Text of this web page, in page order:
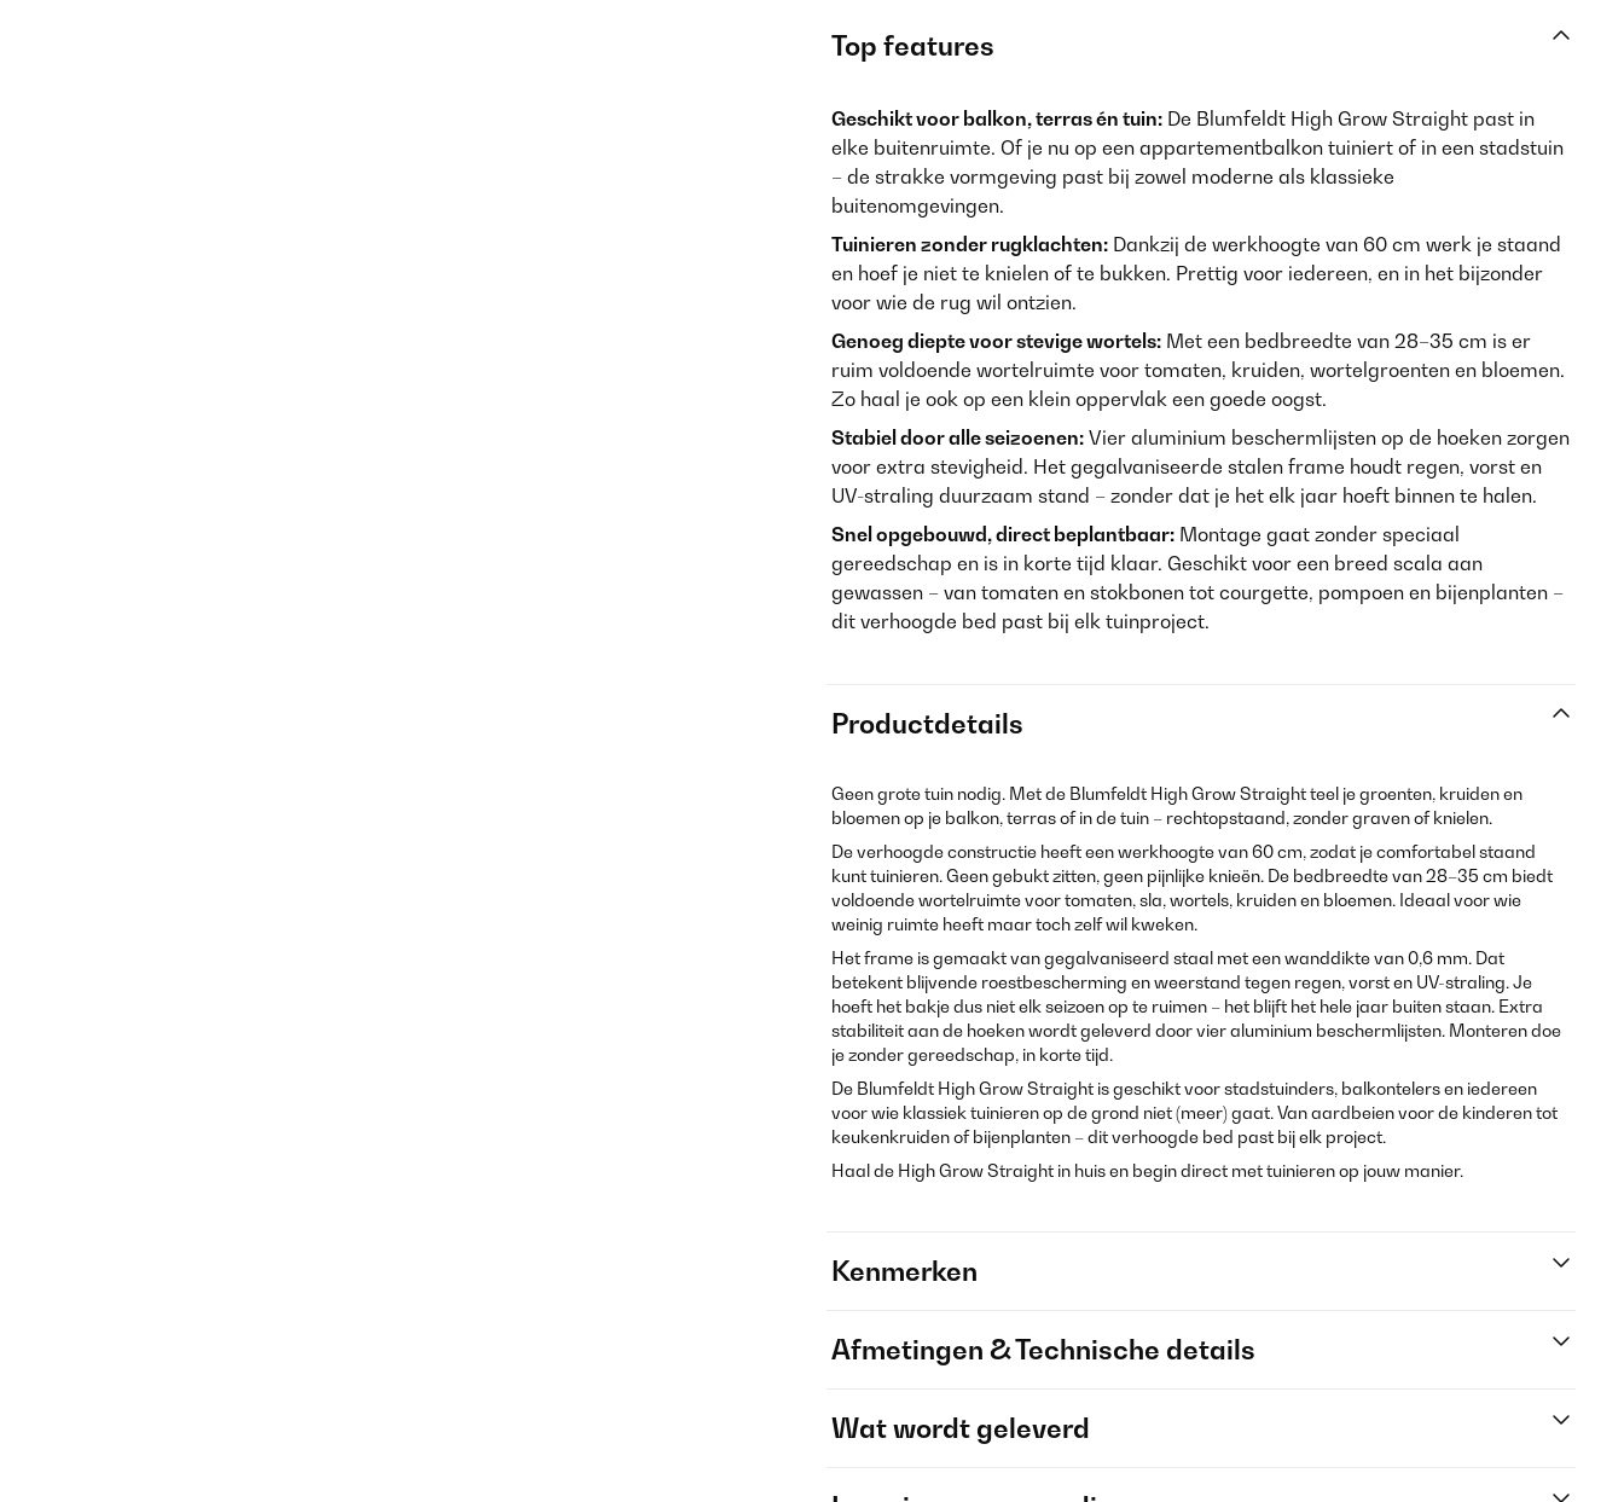
Top features
Geschikt voor balkon, terras én tuin: De Blumfeldt High Grow Straight past in
elke buitenruimte. Of je nu op een appartementbalkon tuiniert of in een stadstuin
– de strakke vormgeving past bij zowel moderne als klassieke
buitenomgevingen.
Tuinieren zonder rugklachten: Dankzij de werkhoogte van 60 cm werk je staand
en hoef je niet te knielen of te bukken. Prettig voor iedereen, en in het bijzonder
voor wie de rug wil ontzien.
Genoeg diepte voor stevige wortels: Met een bedbreedte van 28–35 cm is er
ruim voldoende wortelruimte voor tomaten, kruiden, wortelgroenten en bloemen.
Zo haal je ook op een klein oppervlak een goede oogst.
Stabiel door alle seizoenen: Vier aluminium beschermlijsten op de hoeken zorgen
voor extra stevigheid. Het gegalvaniseerde stalen frame houdt regen, vorst en
UV-straling duurzaam stand – zonder dat je het elk jaar hoeft binnen te halen.
Snel opgebouwd, direct beplantbaar: Montage gaat zonder speciaal
gereedschap en is in korte tijd klaar. Geschikt voor een breed scala aan
gewassen – van tomaten en stokbonen tot courgette, pompoen en bijenplanten –
dit verhoogde bed past bij elk tuinproject.
Productdetails
Geen grote tuin nodig. Met de Blumfeldt High Grow Straight teel je groenten, kruiden en
bloemen op je balkon, terras of in de tuin – rechtopstaand, zonder graven of knielen.
De verhoogde constructie heeft een werkhoogte van 60 cm, zodat je comfortabel staand
kunt tuinieren. Geen gebukt zitten, geen pijnlijke knieën. De bedbreedte van 28–35 cm biedt
voldoende wortelruimte voor tomaten, sla, wortels, kruiden en bloemen. Ideaal voor wie
weinig ruimte heeft maar toch zelf wil kweken.
Het frame is gemaakt van gegalvaniseerd staal met een wanddikte van 0,6 mm. Dat
betekent blijvende roestbescherming en weerstand tegen regen, vorst en UV-straling. Je
hoeft het bakje dus niet elk seizoen op te ruimen – het blijft het hele jaar buiten staan. Extra
stabiliteit aan de hoeken wordt geleverd door vier aluminium beschermlijsten. Monteren doe
je zonder gereedschap, in korte tijd.
De Blumfeldt High Grow Straight is geschikt voor stadstuinders, balkontelers en iedereen
voor wie klassiek tuinieren op de grond niet (meer) gaat. Van aardbeien voor de kinderen tot
keukenkruiden of bijenplanten – dit verhoogde bed past bij elk project.
Haal de High Grow Straight in huis en begin direct met tuinieren op jouw manier.
Kenmerken
Afmetingen & Technische details
Wat wordt geleverd